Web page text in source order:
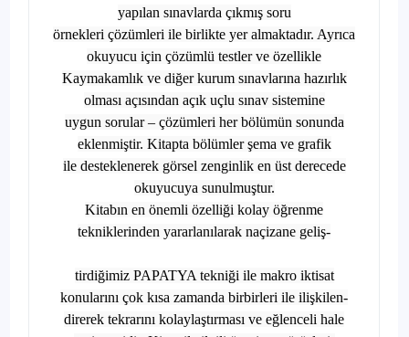
yapılan sınavlarda çıkmış soru
örnekleri çözümleri ile birlikte yer almaktadır. Ayrıca
okuyucu için çözümlü testler ve özellikle
Kaymakamlık ve diğer kurum sınavlarına hazırlık
olması açısından açık uçlu sınav sistemine
uygun sorular – çözümleri her bölümün sonunda
eklenmiştir. Kitapta bölümler şema ve grafik
ile desteklenerek görsel zenginlik en üst derecede
okuyucuya sunulmuştur.
Kitabın en önemli özelliği kolay öğrenme
tekniklerinden yararlanılarak naçizane geliş-
tirdiğimiz PAPATYA tekniği ile makro iktisat
konularını çok kısa zamanda birbirleri ile ilişkilen-
direrek tekrarını kolaylaştırması ve eğlenceli hale